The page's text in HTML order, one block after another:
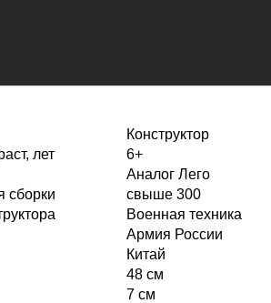
Конструктор
лет
6+
Аналог Лего
сборки
свыше 300
Военная техника
Армия России
Китай
48 см
7 см